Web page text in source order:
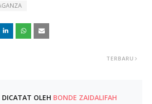
TERBARU
DICATAT OLEH BONDE ZAIDALIFAH